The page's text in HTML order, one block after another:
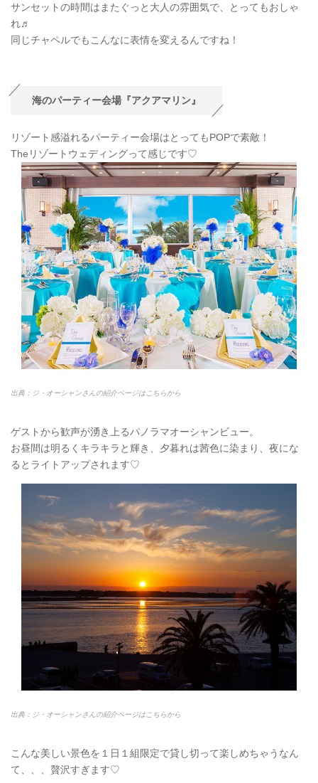
サンセットの時間はまたぐっと大人の雰囲気で、とってもおしゃ
れ♬
同じチャペルでもこんなに表情を変えるんですね！
海のパーティー会場『アクアマリン』
リゾート感溢れるパーティー会場はとってもPOPで素敵！
Theリゾートウェディングって感じです♡
出典：ジ・オーシャンさんの紹介ページはこちらから
ゲストから歓声が湧き上るパノラマオーシャンビュー。
お昼間は明るくキラキラと輝き、夕暮れは茜色に染まり、夜にな
るとライトアップされます♡
出典：ジ・オーシャンさんの紹介ページはこちらから
こんな美しい景色を１日１組限定で貸し切って楽しめちゃうなん
て、、、贅沢すぎます♡